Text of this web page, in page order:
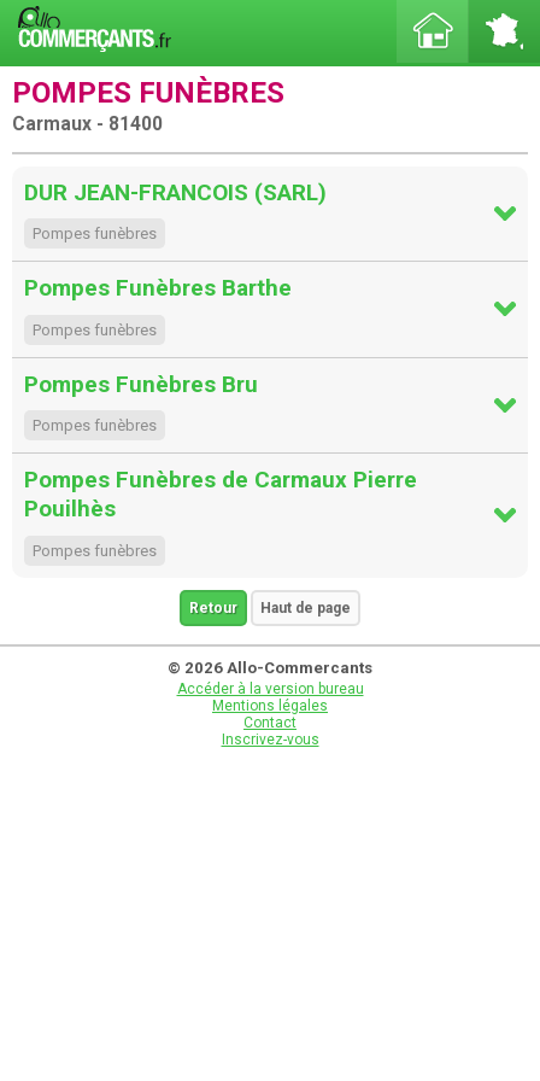
POMPES FUNÈBRES
Carmaux - 81400
DUR JEAN-FRANCOIS (SARL)
Pompes funèbres
Pompes Funèbres Barthe
Pompes funèbres
Pompes Funèbres Bru
Pompes funèbres
Pompes Funèbres de Carmaux Pierre
Pouilhès
Pompes funèbres
Retour Haut de page
© 2026 Allo-Commercants
Accéder à la version bureau
Mentions légales
Contact
Inscrivez-vous